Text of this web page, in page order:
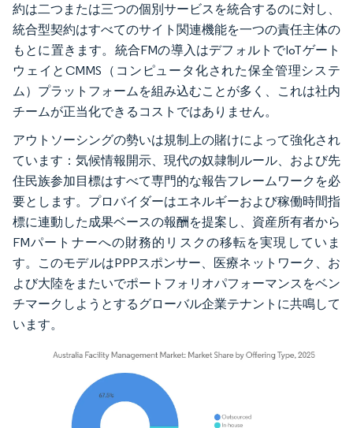
約は二つまたは三つの個別サービスを統合するのに対し、
統合型契約はすべてのサイト関連機能を一つの責任主体の
もとに置きます。統合FMの導入はデフォルトでIoTゲート
ウェイとCMMS（コンピュータ化された保全管理システ
ム）プラットフォームを組み込むことが多く、これは社内
チームが正当化できるコストではありません。
アウトソーシングの勢いは規制上の賭けによって強化され
ています：気候情報開示、現代の奴隷制ルール、および先
住民族参加目標はすべて専門的な報告フレームワークを必
要とします。プロバイダーはエネルギーおよび稼働時間指
標に連動した成果ベースの報酬を提案し、資産所有者から
FMパートナーへの財務的リスクの移転を実現していま
す。このモデルはPPPスポンサー、医療ネットワーク、お
よび大陸をまたいでポートフォリオパフォーマンスをベン
チマークしようとするグローバル企業テナントに共鳴して
います。